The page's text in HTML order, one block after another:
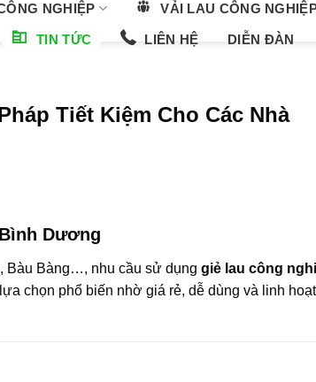
NGHIỆP VẢI LAU CÔNG
TIN TỨC LIÊN HỆ DIỄN ĐÀN
Tiết Kiệm Cho Các Nhà
Dương
Bàu Bàng…, nhu cầu sử dụng giẻ lau công
chọn phổ biến nhờ giá rẻ, dễ dùng và linh hoạt